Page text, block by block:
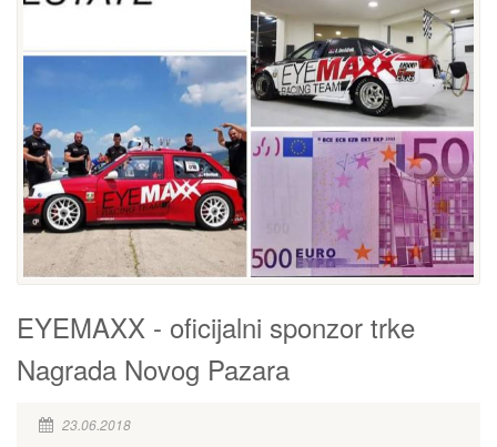
EYEMAXX - oficijalni sponzor trke
Nagrada Novog Pazara
23.06.2018